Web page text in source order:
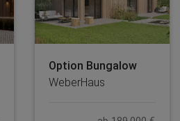
Option Bungalow
WeberHaus